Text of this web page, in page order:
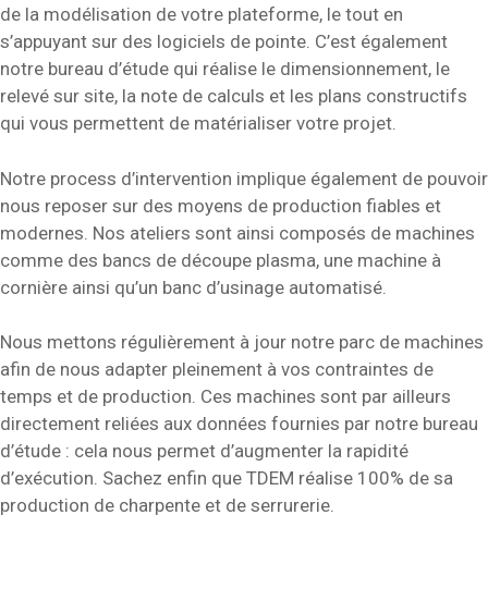
de la modélisation de votre plateforme, le tout en
s’appuyant sur des logiciels de pointe. C’est également
notre bureau d’étude qui réalise le dimensionnement, le
relevé sur site, la note de calculs et les plans constructifs
qui vous permettent de matérialiser votre projet.
Notre process d’intervention implique également de pouvoir
nous reposer sur des moyens de production fiables et
modernes. Nos ateliers sont ainsi composés de machines
comme des bancs de découpe plasma, une machine à
cornière ainsi qu’un banc d’usinage automatisé.
Nous mettons régulièrement à jour notre parc de machines
afin de nous adapter pleinement à vos contraintes de
temps et de production. Ces machines sont par ailleurs
directement reliées aux données fournies par notre bureau
d’étude : cela nous permet d’augmenter la rapidité
d’exécution. Sachez enfin que TDEM réalise 100% de sa
production de charpente et de serrurerie.